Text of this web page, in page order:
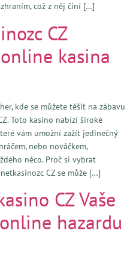
což z něj činí […]
CZ
kasina
kde se můžete těšit na zábavu
Toto kasino nabízí široké
vám umožní zažít jedinečný
nebo nováčkem,
něco. Proč si vybrat
CZ se může […]
CZ Vaše
hazardu